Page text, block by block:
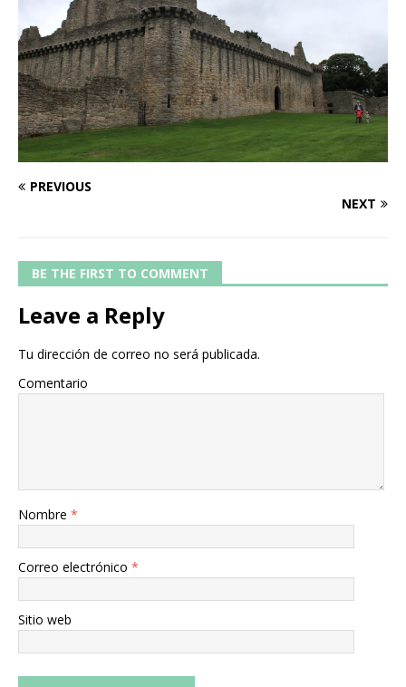
PREVIOUS
NEXT
BE THE FIRST TO COMMENT
Leave a Reply
Tu dirección de correo no será publicada.
Comentario
Nombre *
Correo electrónico *
Sitio web